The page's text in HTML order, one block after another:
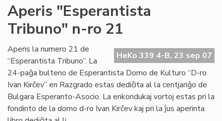
la
Aperis "Esperantista
Tribuno" n-ro 21
HeKo 339 4-B, 23 sep 07
Aperis la numero 21 de
“Esperantista Tribuno”. La
24-paĝa bulteno de Esperantista Domo de Kulturo “D-ro
Ivan Kirĉev” en Razgrado estas dediĉita al la centjariĝo de
Bulgara Esperanto-Asocio. La enkondukaj vortoj estas pri la
fondinto de la domo d-ro Ivan Kirĉev kaj pri la ĵus aperinta